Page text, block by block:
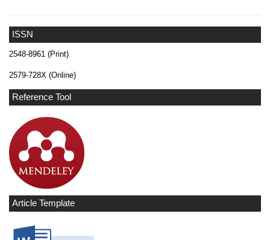
ISSN
2548-8961 (Print)
2579-728X (Online)
Reference Tool
Article Template